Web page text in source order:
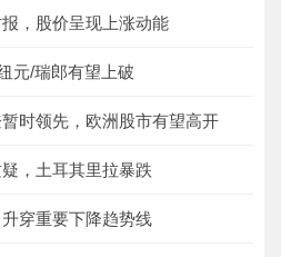
，股价呈现上涨动能
元/瑞郎有望上破
时领先，欧洲股市有望高开
，土耳其里拉暴跌
穿重要下降趋势线